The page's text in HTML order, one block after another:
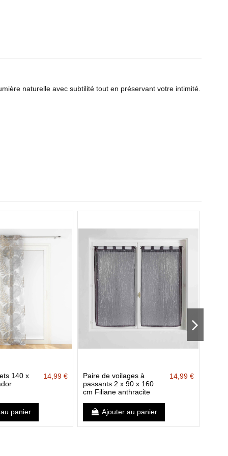
naturelle avec subtilité tout en préservant votre intimité.
140 x
14,99 €
panier
Paire de voilages à
passants 2 x 90 x 160
cm Filiane anthracite
14,99 €
Ajouter au panier